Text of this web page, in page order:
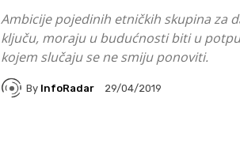
Ambicije pojedinih etničkih skupina za
ključu, moraju u budućnosti biti u
kojem slučaju se ne smiju ponoviti.
By InfoRadar 29/04/2019